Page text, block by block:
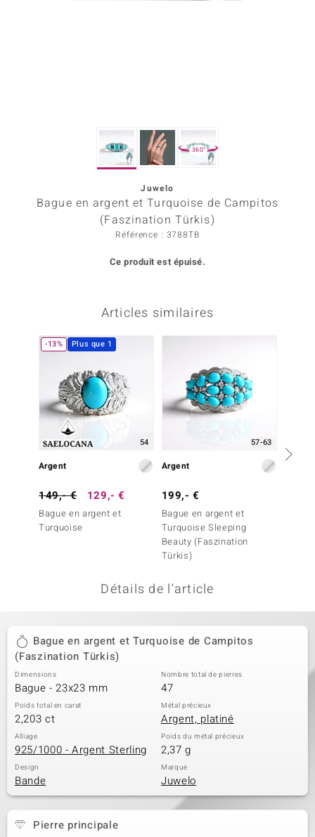
360°
Juwelo
Bague en argent et Turquoise de Campitos
(Faszination Türkis)
Référence : 3788TB
Ce produit est épuisé.
Articles similaires
-13% Plus que 1
54
Argent
149,- € 129,- €
Bague en argent et
Turquoise
57-63
Argent
199,- €
Bague en argent et
Turquoise Sleeping
Beauty (Faszination
Türkis)
Détails de l'article
Bague en argent et Turquoise de Campitos
(Faszination Türkis)
Dimensions
Bague - 23x23 mm
Nombre total de pierres
47
Poids total en carat
2,203 ct
Métal précieux
Argent, platiné
Alliage
925/1000 - Argent Sterling
Poids du métal précieux
2,37 g
Design
Bande
Marque
Juwelo
Pierre principale